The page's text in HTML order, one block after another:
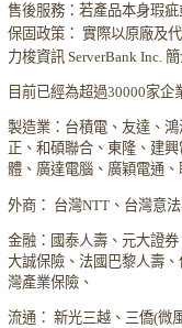
售後服務：若產品本身瑕
保固政策： 實際以原廠及
力梭資訊 ServerBank Inc.
目前已經為超過30000家
製造業：台積電、友達、
正、和碩聯合、東隆、建
體、廣達電腦、廣穎電通
外商： 台灣NTT、台灣意
金融：國泰人壽、元大證
大誠保險、法國巴黎人壽
灣產業保險、
流通： 新光三越、三僑(微